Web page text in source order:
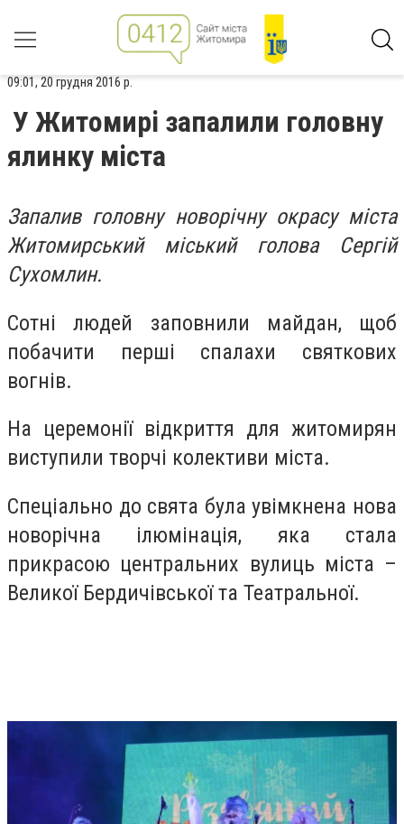
09:01, 20 грудня 2016 р.
У Житомирі запалили головну
ялинку міста
Запалив головну новорічну окрасу міста
Житомирський міський голова Сергій
Сухомлин.
Сотні людей заповнили майдан, щоб
побачити перші спалахи святкових
вогнів.
На церемонії відкриття для житомирян
виступили творчі колективи міста.
Спеціально до свята була увімкнена нова
новорічна ілюмінація, яка стала
прикрасою центральних вулиць міста –
Великої Бердичівської та Театральної.